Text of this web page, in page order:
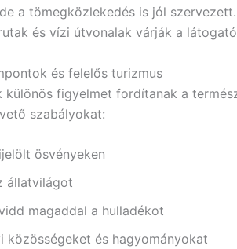
a tömegközlekedés is jól
és vízi útvonalak várják a
és felelős turizmus
különös figyelmet fordítanak a
szabályokat:
ösvényeken
állatvilágot
magaddal a hulladékot
közösségeket és hagyományokat